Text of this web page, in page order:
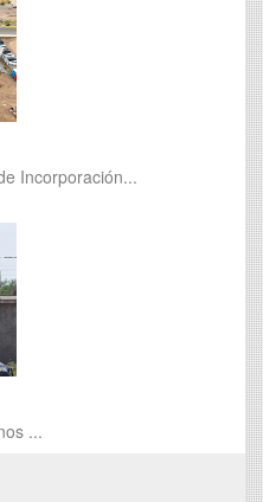
Incorporación...
...